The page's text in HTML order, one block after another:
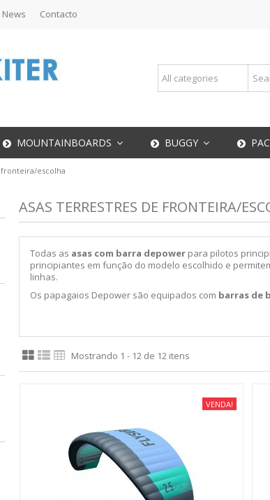
News Contacto
MOUNTAINBOARDS BUGGY
escolha
ASAS TERRESTRES DE FRONTEIRA/
Todas as asas com barra depower para pilotos
principiantes em função do modelo escolhido e
linhas.
Os papagaios Depower são equipados com barras de
Mostrando 1 - 12 de 12 itens
VENDA!